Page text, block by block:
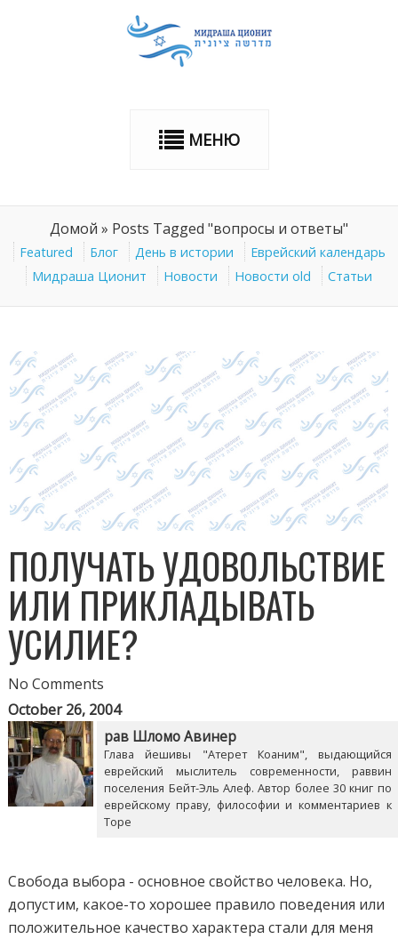
МЕНЮ
Домой » Posts Tagged "вопросы и ответы"
Featured Блог День в истории
Еврейский календарь
Мидраша Ционит
Новости Новости old Статьи
ПОЛУЧАТЬ УДОВОЛЬСТВИЕ
ИЛИ ПРИКЛАДЫВАТЬ
УСИЛИЕ?
No Comments
October 26, 2004
рав Шломо Авинер
Глава йешивы "Атерет Коаним", выдающийся
еврейский мыслитель современности, раввин
поселения Бейт-Эль Алеф. Автор более 30 книг по
еврейскому праву, философии и комментариев к
Торе
Свобода выбора - основное свойство человека. Но,
допустим, какое-то хорошее правило поведения или
положительное качество характера стали для меня